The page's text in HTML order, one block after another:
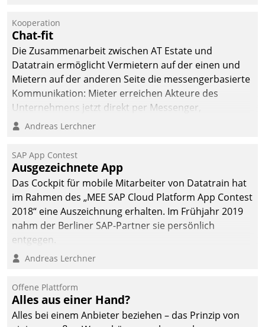
Kooperation
Chat-fit
Die Zusammenarbeit zwischen AT Estate und
Datatrain ermöglicht Vermietern auf der einen und
Mietern auf der anderen Seite die messengerbasierte
Kommunikation: Mieter erreichen Akteure des
Unternehmens jetzt direkt per Messenger,
Mitarbeiter oder Dienstleister empfangen oder
Andreas Lerchner
SAP App Contest
Ausgezeichnete App
Das Cockpit für mobile Mitarbeiter von Datatrain hat
im Rahmen des „MEE SAP Cloud Platform App Contest
2018“ eine Auszeichnung erhalten. Im Frühjahr 2019
nahm der Berliner SAP-Partner sie persönlich
entgegen.
Andreas Lerchner
Offene Plattform
Alles aus einer Hand?
Alles bei einem Anbieter beziehen – das Prinzip von